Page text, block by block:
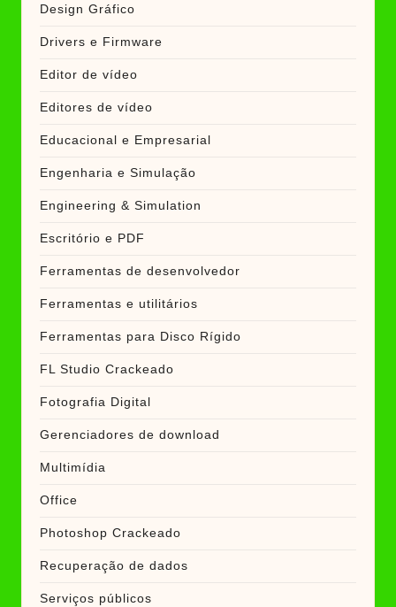
Design Gráfico
Drivers e Firmware
Editor de vídeo
Editores de vídeo
Educacional e Empresarial
Engenharia e Simulação
Engineering & Simulation
Escritório e PDF
Ferramentas de desenvolvedor
Ferramentas e utilitários
Ferramentas para Disco Rígido
FL Studio Crackeado
Fotografia Digital
Gerenciadores de download
Multimídia
Office
Photoshop Crackeado
Recuperação de dados
Serviços públicos